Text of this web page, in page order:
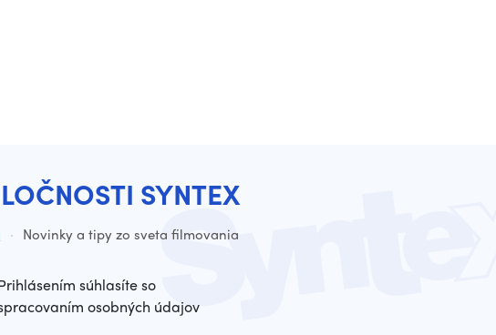
SYNTEX
· Novinky a tipy zo sveta filmovania
súhlasíte so
osobných údajov